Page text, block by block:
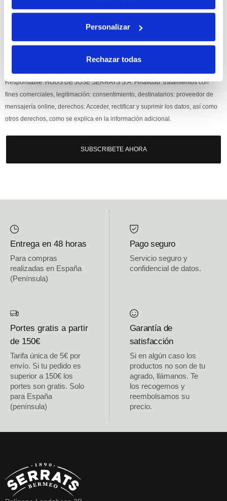
Personalizar
Rechazar todas
Si, he leído y acepto la política de protección de datos.
Responsable: HIJOS DE JOSÉ SERRATS S.A. Finalidad: tratamientos con
fines comerciales, legitimación: consentimiento, destinatarios: proveedor de
mensajería online, derechos: Acceder, rectificar y suprimir los datos, así como
otros derechos, como se explica en la información adicional.
SUBSCRIBETE AHORA
Entrega en 48 horas
Para compras
realizadas en España
(Península)
Pago seguro
Servicio seguro y
confidencial de datos.
Portes gratis a partir
de 150€
Tarifa única de 5€ por
envío. Si tu pedido es
superior a 150€ los
portes son gratis. Solo
para España
(península)
Garantía de
satisfacción
Si en algún caso los
productos no son de tu
agrado, llámanos. Te
los recogemos y
reembolsamos su
precio.